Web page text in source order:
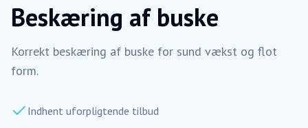
Beskæring af buske
Korrekt beskæring af buske for sund vækst og flot
form.
Indhent uforpligtende tilbud